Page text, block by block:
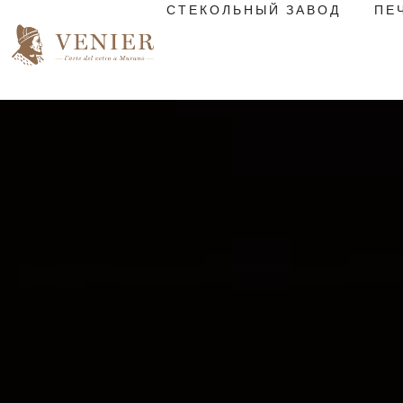
СТЕКОЛЬНЫЙ ЗАВОД